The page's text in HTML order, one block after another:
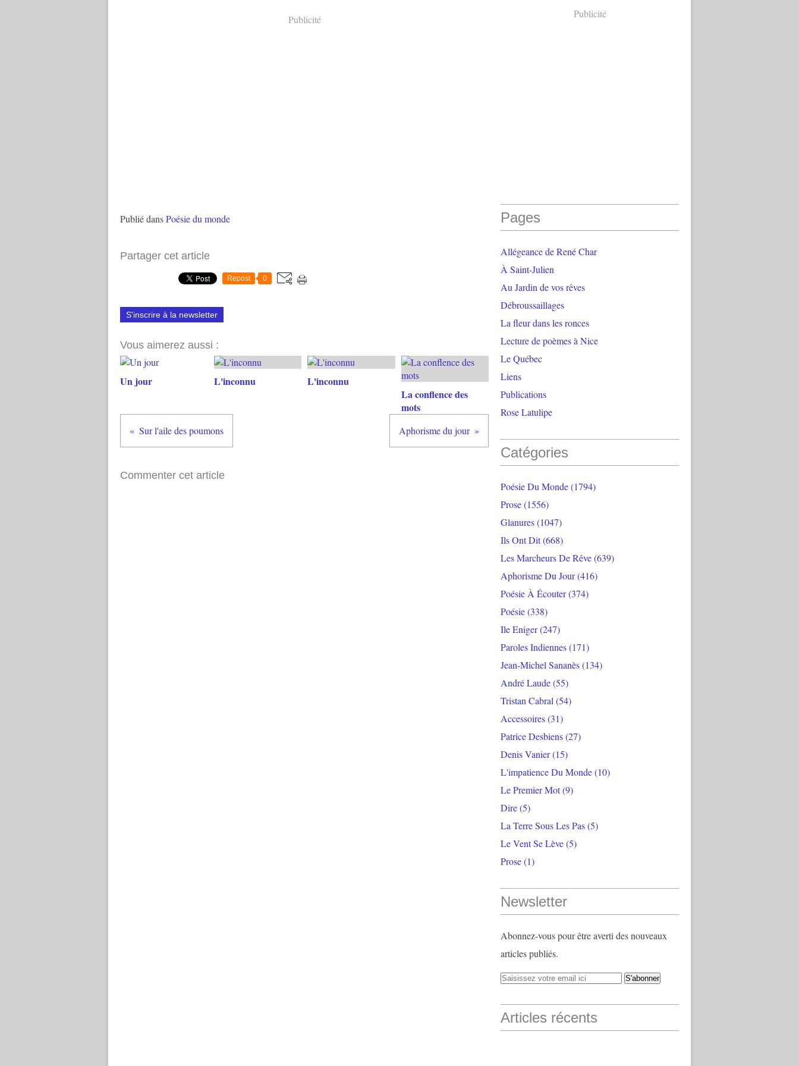
Publicité
Publié dansPoésie du monde
Partager cet article
Repost 0
S'inscrire à la newsletter
Vous aimerez aussi :
Un jour L'inconnu
L'inconnu
La conflence des
mots
Sur l'aile des poumons Aphorisme du jour
Commenter cet article
Publicité
Pages
Allégeance de René Char
À Saint-Julien
Au Jardin de vos rêves
Débroussaillages
La fleur dans les ronces
Lecture de poèmes à Nice
Le Québec
Liens
Publications
Rose Latulipe
Catégories
Poésie Du Monde(1794)
Prose(1556)
Glanures(1047)
Ils Ont Dit(668)
Les Marcheurs De Rêve(639)
Aphorisme Du Jour(416)
Poésie À Écouter(374)
Poésie(338)
Ile Eniger(247)
Paroles Indiennes(171)
Jean-Michel Sananès(134)
André Laude(55)
Tristan Cabral (54)
Accessoires(31)
Patrice Desbiens(27)
Denis Vanier(15)
L'impatience Du Monde(10)
Le Premier Mot(9)
Dire(5)
La Terre Sous Les Pas(5)
Le Vent Se Lève(5)
Prose(1)
Newsletter
Abonnez-vous pour être averti des nouveaux
articles publiés.
Articles récents